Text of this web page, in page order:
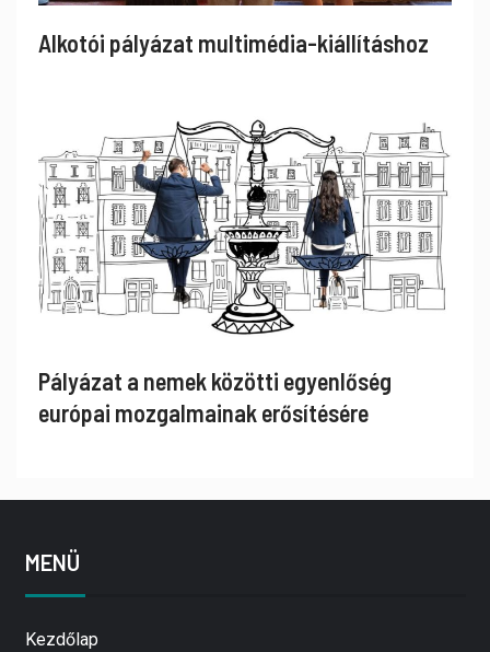
Alkotói pályázat multimédia-kiállításhoz
Pályázat a nemek közötti egyenlőség
európai mozgalmainak erősítésére
MENÜ
Kezdőlap